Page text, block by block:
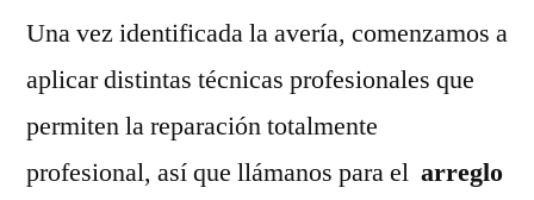
Una vez identificada la avería, comenzamos a
aplicar distintas técnicas profesionales que
permiten la reparación totalmente
profesional, así que llámanos para el arreglo